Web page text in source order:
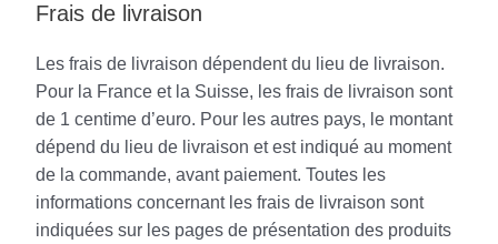
Frais de livraison
Les frais de livraison dépendent du lieu de livraison.
Pour la France et la Suisse, les frais de livraison sont
de 1 centime d’euro. Pour les autres pays, le montant
dépend du lieu de livraison et est indiqué au moment
de la commande, avant paiement. Toutes les
informations concernant les frais de livraison sont
indiquées sur les pages de présentation des produits